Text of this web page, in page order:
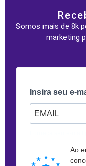
Somos mais de 8k
marketing
Insira seu e-
Ao